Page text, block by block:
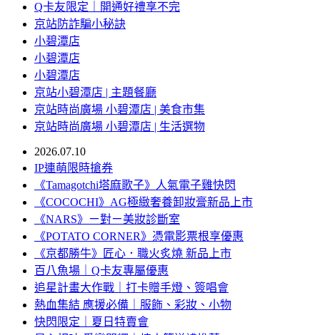
Q卡友限定｜開通好禮享不完
京站防詐騙小秘訣
小碧潭店
小碧潭店
小碧潭店
京站小碧潭店 | 主題餐廳
京站時尚廣場 小碧潭店 | 美食市集
京站時尚廣場 小碧潭店 | 生活選物
2026.07.10
IP連萌限時搶券
《Tamagotchi塔麻歌子》人氣電子雞快閃
《COCOCHI》AG極緻奢養卸妝膏新品上市
《NARS》ㄧ對ㄧ美妝診斷室
《POTATO CORNER》憑電影票根享優惠
《京都勝牛》匠心．職火炙燒 新品上市
百八魚場｜Q卡友專屬優惠
追星計畫大作戰｜打卡贈手燈、簽唱會
熱血集結 應援必備｜服飾、彩妝、小物
快閃限定｜夏日特賣會